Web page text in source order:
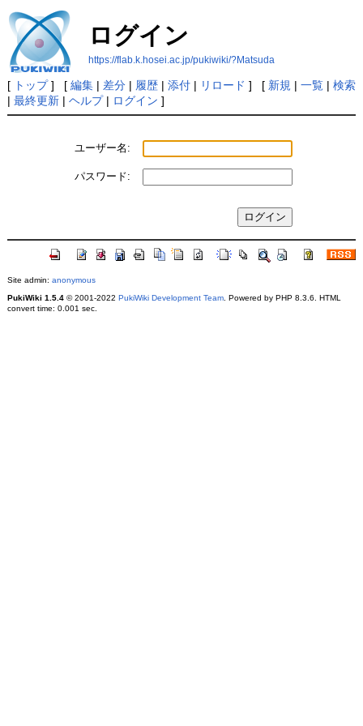
ログイン
https://flab.k.hosei.ac.jp/pukiwiki/?Matsuda
[ トップ] [ 編集| 差分| 履歴| 添付| リロード ] [ 新規 | 一覧| 検索
| 最終更新| ヘルプ| ログイン ]
ユーザー名:
パスワード:
Site admin: anonymous
PukiWiki 1.5.4© 2001-2022 PukiWiki Development Team. Powered by PHP 8.3.6. HTML
convert time: 0.001 sec.